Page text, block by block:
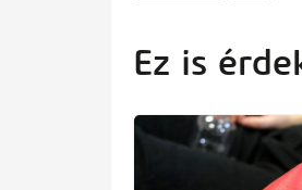
Ez is